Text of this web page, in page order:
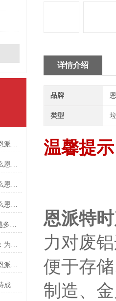
钢销压块机生产厂家推荐：为何恩派特成为金属回收行业的优选品牌？
铜销压块机生产厂家推荐：为什么恩派特是您的理想之选？
铝销压块机生产厂家推荐：为什么恩派特成为市场的信赖之选？
钢屑压块机生产厂家推荐：为什么恩派特是值得关注的品牌？
从废料到“金疙瘩”：为什么越来越多工厂选择恩派特铜屑压块机？
全自动铝屑压块机生产厂家排名：为什么恩派特是您的优选？
铝削压块机生产厂家排名：为何恩派特成为行业优选？
铝销压块机生产厂家：为何恩派特成为行业优选？
详情介绍
品牌
类型
温馨提
恩派特
力对废
便于存
制造、